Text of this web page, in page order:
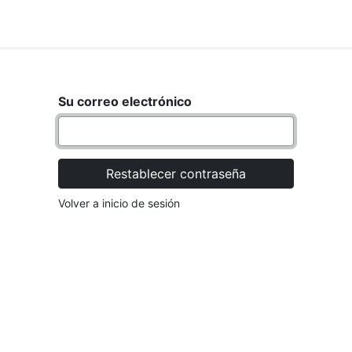
Su correo electrónico
Restablecer contraseña
Volver a inicio de sesión